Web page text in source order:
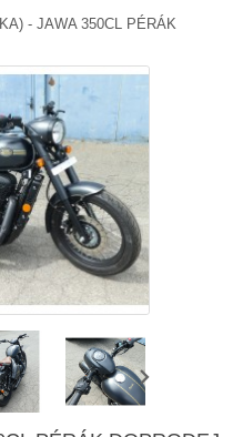
- JAWA 350CL PÉRÁK